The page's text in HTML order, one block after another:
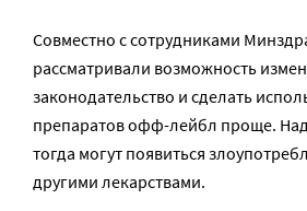
Совместно с сотрудниками
рассматривали возможность
законодательство и сделать
препаратов офф-лейбл проще.
тогда могут появиться
другими лекарствами.